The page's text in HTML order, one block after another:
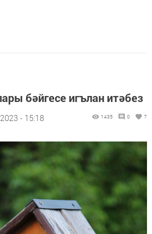
бәйгесе игълан итәбез
- 15:18 1435 0 7